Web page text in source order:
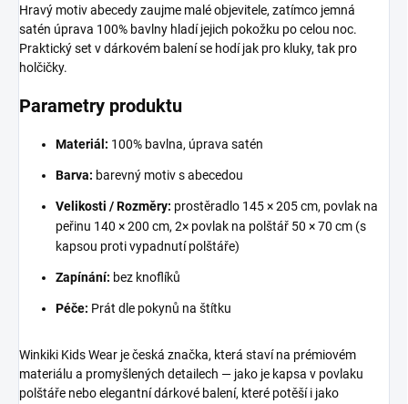
Hravý motiv abecedy zaujme malé objevitele, zatímco jemná
satén úprava 100% bavlny hladí jejich pokožku po celou noc.
Praktický set v dárkovém balení se hodí jak pro kluky, tak pro
holčičky.
Parametry produktu
Materiál: 100% bavlna, úprava satén
Barva: barevný motiv s abecedou
Velikosti / Rozměry: prostěradlo 145 × 205 cm, povlak na
peřinu 140 × 200 cm, 2× povlak na polštář 50 × 70 cm (s
kapsou proti vypadnutí polštáře)
Zapínání: bez knoflíků
Péče: Prát dle pokynů na štítku
Winkiki Kids Wear je česká značka, která staví na prémiovém
materiálu a promyšlených detailech — jako je kapsa v povlaku
polštáře nebo elegantní dárkové balení, které potěší i jako